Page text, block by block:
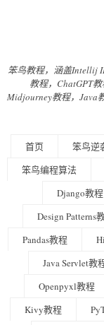
笨鸟教程，涵盖Intellij
教程，ChatGPT
Midjourney教程，Java
首页 笨鸟逆
笨鸟编程算法
Django教程
Design Patterns
Pandas教程
Java Servlet教
Openpyxl教程
Kivy教程